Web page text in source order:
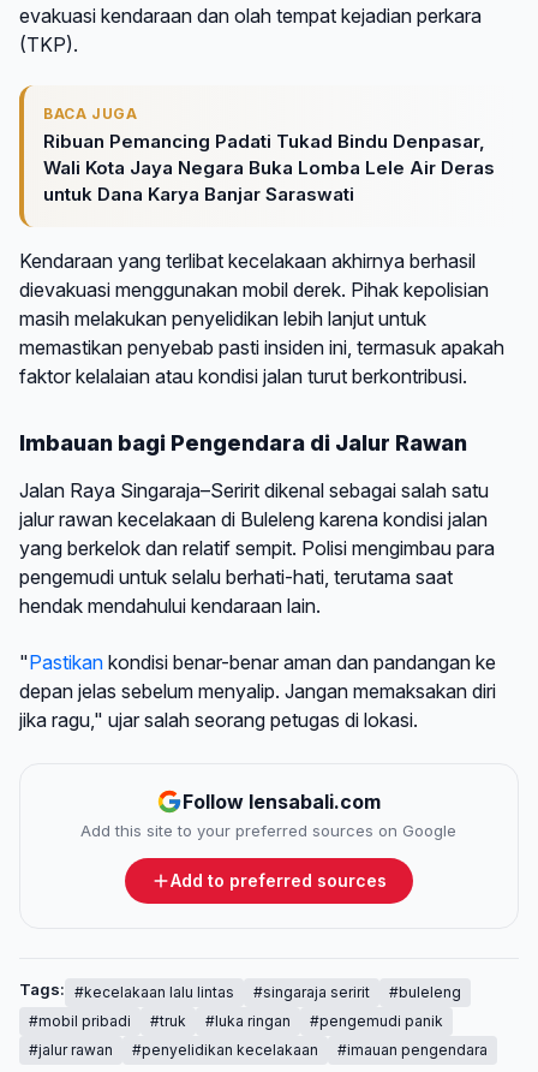
evakuasi kendaraan dan olah tempat kejadian perkara
(TKP).
BACA JUGA
Ribuan Pemancing Padati Tukad Bindu Denpasar,
Wali Kota Jaya Negara Buka Lomba Lele Air Deras
untuk Dana Karya Banjar Saraswati
Kendaraan yang terlibat kecelakaan akhirnya berhasil
dievakuasi menggunakan mobil derek. Pihak kepolisian
masih melakukan penyelidikan lebih lanjut untuk
memastikan penyebab pasti insiden ini, termasuk apakah
faktor kelalaian atau kondisi jalan turut berkontribusi.
Imbauan bagi Pengendara di Jalur Rawan
Jalan Raya Singaraja–Seririt dikenal sebagai salah satu
jalur rawan kecelakaan di Buleleng karena kondisi jalan
yang berkelok dan relatif sempit. Polisi mengimbau para
pengemudi untuk selalu berhati-hati, terutama saat
hendak mendahului kendaraan lain.
"Pastikan kondisi benar-benar aman dan pandangan ke
depan jelas sebelum menyalip. Jangan memaksakan diri
jika ragu," ujar salah seorang petugas di lokasi.
Follow lensabali.com
Add this site to your preferred sources on Google
Add to preferred sources
Tags: #kecelakaan lalu lintas #singaraja seririt
#buleleng
#mobil pribadi
#truk #luka ringan
#pengemudi panik
#jalur rawan
#penyelidikan kecelakaan #imauan pengendara